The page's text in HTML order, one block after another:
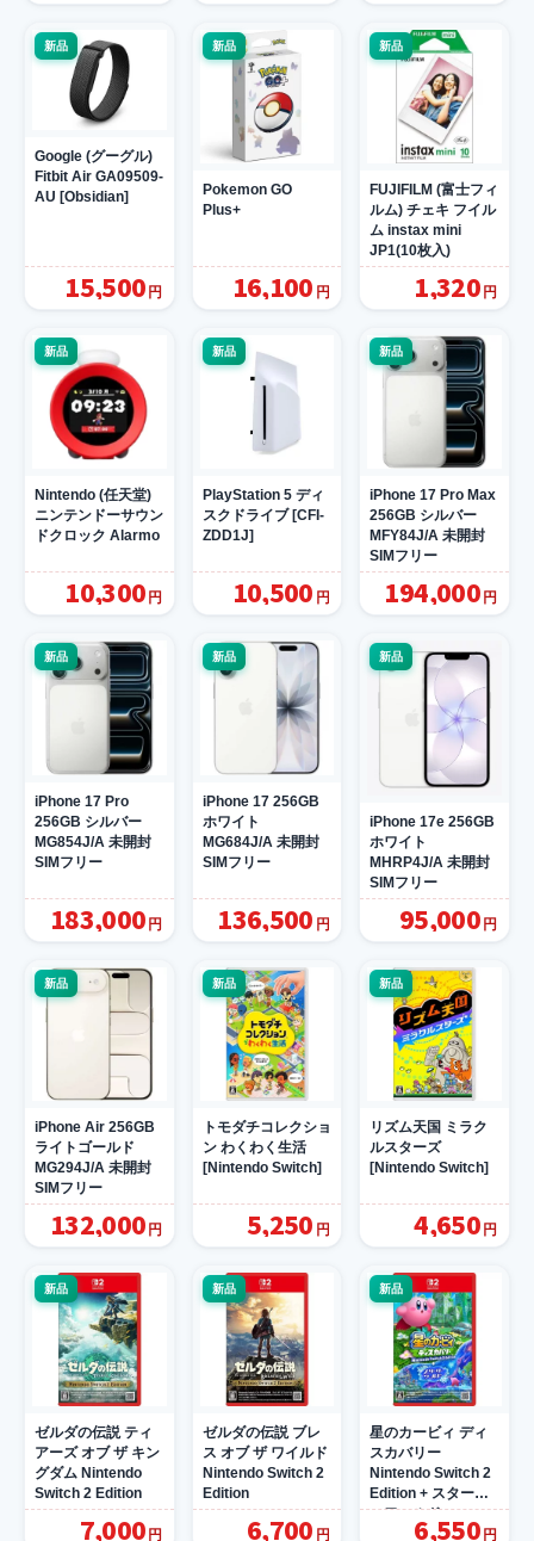
新品
Google (グーグル)
Fitbit Air GA09509-
AU [Obsidian]
15,500 円
新品
Pokemon GO
Plus+
16,100 円
新品
FUJIFILM (富士フィ
ルム) チェキ フイル
ム instax mini
JP1(10枚入)
1,320 円
新品
Nintendo (任天堂)
ニンテンドーサウン
ドクロック Alarmo
10,300 円
新品
PlayStation 5 ディ
スクドライブ [CFI-
ZDD1J]
10,500 円
新品
iPhone 17 Pro Max
256GB シルバー
MFY84J/A 未開封
SIMフリー
194,000 円
新品
iPhone 17 Pro
256GB シルバー
MG854J/A 未開封
SIMフリー
183,000 円
新品
iPhone 17 256GB
ホワイト
MG684J/A 未開封
SIMフリー
136,500 円
新品
iPhone 17e 256GB
ホワイト
MHRP4J/A 未開封
SIMフリー
95,000 円
新品
iPhone Air 256GB
ライトゴールド
MG294J/A 未開封
SIMフリー
132,000 円
新品
トモダチコレクショ
ン わくわく生活
[Nintendo Switch]
5,250 円
新品
リズム天国 ミラク
ルスターズ
[Nintendo Switch]
4,650 円
新品
ゼルダの伝説 ティ
アーズ オブ ザ キン
グダム Nintendo
Switch 2 Edition
7,000 円
新品
ゼルダの伝説 ブレ
ス オブ ザ ワイルド
Nintendo Switch 2
Edition
6,700 円
新品
星のカービィ ディ
スカバリー
Nintendo Switch 2
Edition + スターリ
ーワールド6,550 円